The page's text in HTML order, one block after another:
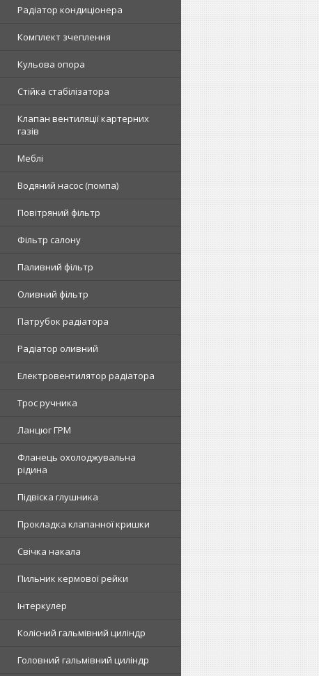
Радіатор кондиціонера
Комплект зчеплення
Кульова опора
Стійка стабілізатора
Клапан вентиляції картерних
газів
Меблі
Водяний насос (помпа)
Повітряний фільтр
Фільтр салону
Паливний фільтр
Оливний фільтр
Патрубок радіатора
Радіатор оливний
Електровентилятор радіатора
Трос ручника
Ланцюг ГРМ
Фланець охолоджувальна
рідина
Підвіска глушника
Прокладка клапанної кришки
Свічка накала
Пильник кермової рейки
Інтеркулер
Колісний гальмівний циліндр
Головний гальмівний циліндр